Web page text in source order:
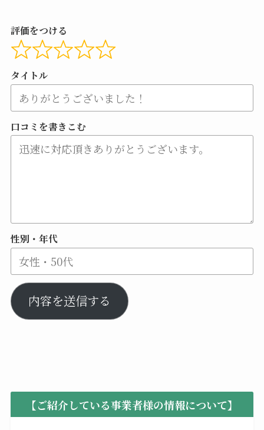
評価をつける
タイトル
口コミを書きこむ
性別・年代
内容を送信する
【ご紹介している事業者様の情報について】